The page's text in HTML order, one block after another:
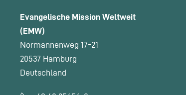
Evangelische Mission Weltweit
(EMW)
Normannenweg 17-21
20537 Hamburg
Deutschland